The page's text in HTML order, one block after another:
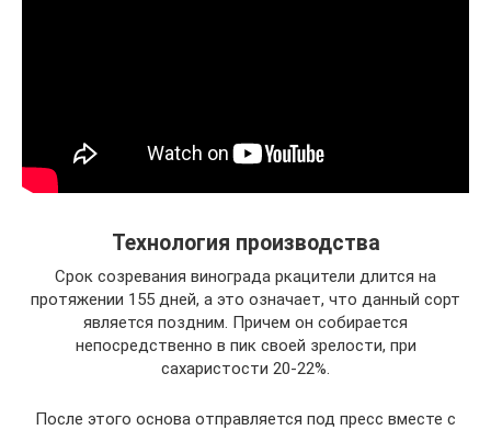
Технология производства
Срок созревания винограда ркацители длится на
протяжении 155 дней, а это означает, что данный сорт
является поздним. Причем он собирается
непосредственно в пик своей зрелости, при
сахаристости 20-22%.
После этого основа отправляется под пресс вместе с